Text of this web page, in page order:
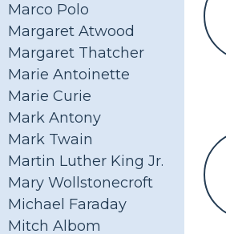
Marco Polo
Margaret Atwood
Margaret Thatcher
Marie Antoinette
Marie Curie
Mark Antony
Mark Twain
Martin Luther King Jr.
Mary Wollstonecroft
Michael Faraday
Mitch Albom